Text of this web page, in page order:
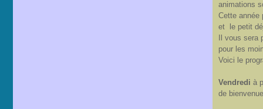
animations
Cette année
et le petit
Il vous
pour les
Voici le
Vendredi à
de